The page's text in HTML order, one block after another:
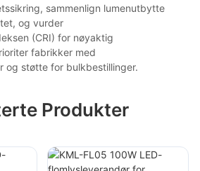
sammenlign lumenutbytte
og vurder
(CRI) for nøyaktig
fabrikker med
og støtte for bulkbestillinger.
Produkter